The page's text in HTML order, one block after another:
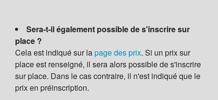
Sera-t-il également possible de s'inscrire sur
place ?
Cela est indiqué sur lapage des prix. Si un prix sur
place est renseigné, il sera alors possible de s'inscrire
sur place. Dans le cas contraire, il n'est indiqué que le
prix en préinscription.